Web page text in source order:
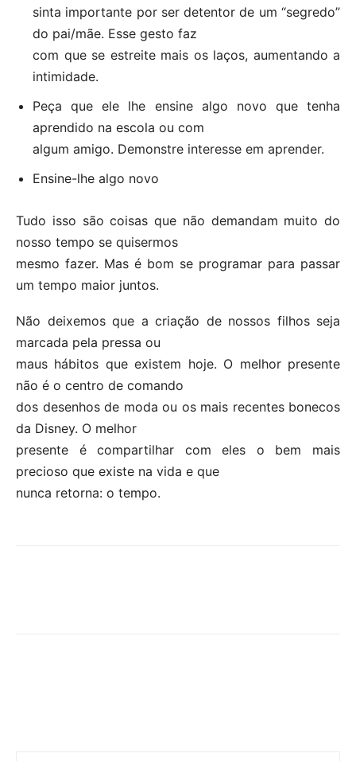
sinta importante por ser detentor de um “segredo”
do pai/mãe. Esse gesto faz
com que se estreite mais os laços, aumentando a
intimidade.
Peça que ele lhe ensine algo novo que tenha
aprendido na escola ou com
algum amigo. Demonstre interesse em aprender.
Ensine-lhe algo novo
Tudo isso são coisas que não demandam muito do
nosso tempo se quisermos
mesmo fazer. Mas é bom se programar para passar
um tempo maior juntos.
Não deixemos que a criação de nossos filhos seja
marcada pela pressa ou
maus hábitos que existem hoje. O melhor presente
não é o centro de comando
dos desenhos de moda ou os mais recentes bonecos
da Disney. O melhor
presente é compartilhar com eles o bem mais
precioso que existe na vida e que
nunca retorna: o tempo.